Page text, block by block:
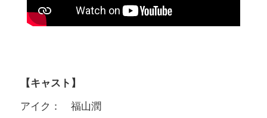
【キャスト】
アイク： 福山潤